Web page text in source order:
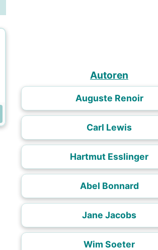
Autoren
Auguste Renoir
Carl Lewis
Hartmut Esslinger
Abel Bonnard
Jane Jacobs
Wim Soeter